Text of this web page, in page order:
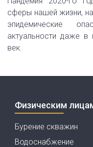
сферы нашей жизни,
эпидемические
актуальности даже в
век.
Физическим
Бурение скважин
Водоснабжение